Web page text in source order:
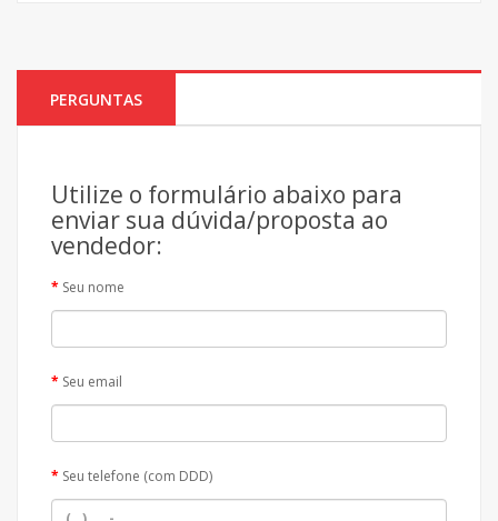
PERGUNTAS
Utilize o formulário abaixo para
enviar sua dúvida/proposta ao
vendedor:
Seu nome
Seu email
Seu telefone (com DDD)